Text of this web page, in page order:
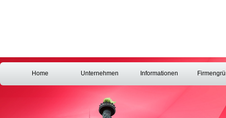
Home Unternehmen Informationen